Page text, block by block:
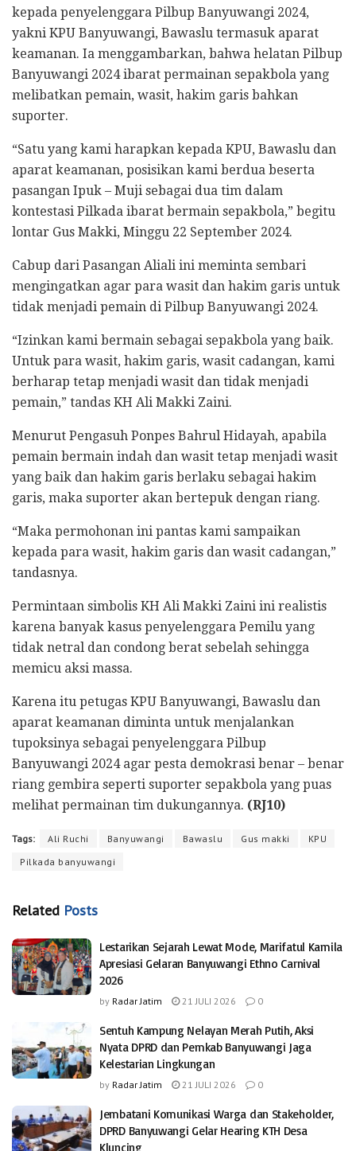
kepada penyelenggara Pilbup Banyuwangi 2024,
yakni KPU Banyuwangi, Bawaslu termasuk aparat
keamanan. Ia menggambarkan, bahwa helatan Pilbup
Banyuwangi 2024 ibarat permainan sepakbola yang
melibatkan pemain, wasit, hakim garis bahkan
suporter.
“Satu yang kami harapkan kepada KPU, Bawaslu dan
aparat keamanan, posisikan kami berdua beserta
pasangan Ipuk – Muji sebagai dua tim dalam
kontestasi Pilkada ibarat bermain sepakbola,” begitu
lontar Gus Makki, Minggu 22 September 2024.
Cabup dari Pasangan Aliali ini meminta sembari
mengingatkan agar para wasit dan hakim garis untuk
tidak menjadi pemain di Pilbup Banyuwangi 2024.
“Izinkan kami bermain sebagai sepakbola yang baik.
Untuk para wasit, hakim garis, wasit cadangan, kami
berharap tetap menjadi wasit dan tidak menjadi
pemain,” tandas KH Ali Makki Zaini.
Menurut Pengasuh Ponpes Bahrul Hidayah, apabila
pemain bermain indah dan wasit tetap menjadi wasit
yang baik dan hakim garis berlaku sebagai hakim
garis, maka suporter akan bertepuk dengan riang.
“Maka permohonan ini pantas kami sampaikan
kepada para wasit, hakim garis dan wasit cadangan,”
tandasnya.
Permintaan simbolis KH Ali Makki Zaini ini realistis
karena banyak kasus penyelenggara Pemilu yang
tidak netral dan condong berat sebelah sehingga
memicu aksi massa.
Karena itu petugas KPU Banyuwangi, Bawaslu dan
aparat keamanan diminta untuk menjalankan
tupoksinya sebagai penyelenggara Pilbup
Banyuwangi 2024 agar pesta demokrasi benar – benar
riang gembira seperti suporter sepakbola yang puas
melihat permainan tim dukungannya. (RJ10)
Tags: Ali Ruchi Banyuwangi Bawaslu Gus makki
KPU
Pilkada banyuwangi
Related Posts
Lestarikan Sejarah Lewat Mode, Marifatul Kamila
Apresiasi Gelaran Banyuwangi Ethno Carnival
2026
by Radar Jatim 21 JULI 2026 0
Sentuh Kampung Nelayan Merah Putih, Aksi
Nyata DPRD dan Pemkab Banyuwangi Jaga
Kelestarian Lingkungan
by Radar Jatim 21 JULI 2026 0
Jembatani Komunikasi Warga dan Stakeholder,
DPRD Banyuwangi Gelar Hearing KTH Desa
Kluncing